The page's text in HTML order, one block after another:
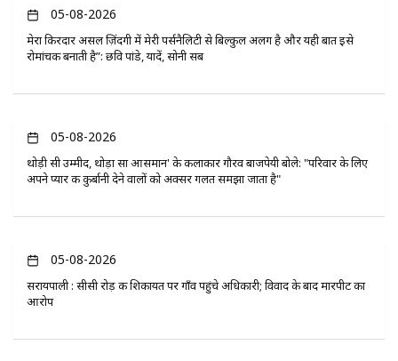
05-08-2026
मेरा किरदार असल ज़िंदगी में मेरी पर्सनैलिटी से बिल्कुल अलग है और यही बात इसे
रोमांचक बनाती है”: छवि पांडे, यादें, सोनी सब
05-08-2026
थोड़ी सी उम्मीद, थोड़ा सा आसमान' के कलाकार गौरव बाजपेयी बोले: "परिवार के लिए
अपने प्यार की कुर्बानी देने वालों को अक्सर गलत समझा जाता है"
05-08-2026
सरायपाली : सीसी रोड़ की शिकायत पर गाँव पहुंचे अधिकारी; विवाद के बाद मारपीट का
आरोप